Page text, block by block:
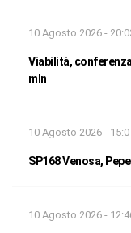
10 Agosto 2026 -
Viabilità,
mln
10 Agosto 2026 -
SP168 Venosa,
10 Agosto 2026 -